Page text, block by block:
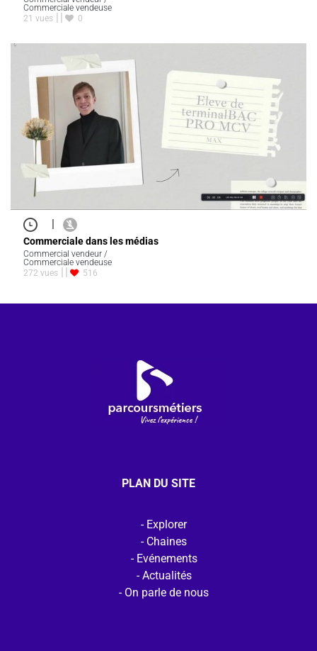
Commerciale vendeuse
21 vues
0
|
Commerciale dans les médias
Commercial vendeur /
Commerciale vendeuse
272 vues
516
PLAN DU SITE
Explorer
Chaines
Evénements
Actualités
On parle de nous